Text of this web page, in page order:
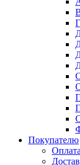
Покупателю
Оплата